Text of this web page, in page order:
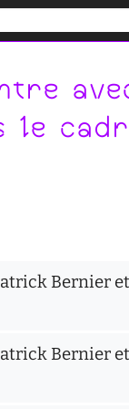
cadre
Bernier
Bernier